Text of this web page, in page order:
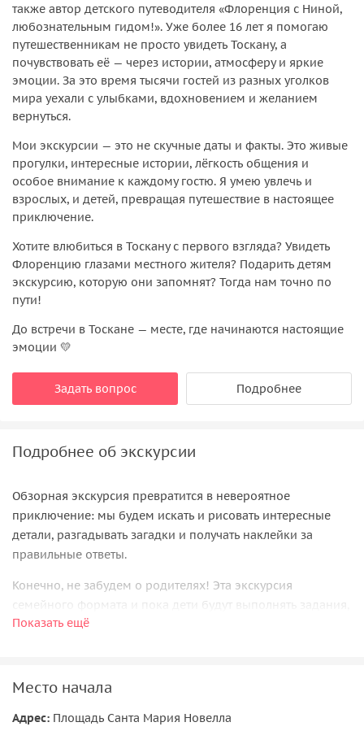
также автор детского путеводителя «Флоренция с Ниной,
любознательным гидом!». Уже более 16 лет я помогаю
путешественникам не просто увидеть Тоскану, а
почувствовать её — через истории, атмосферу и яркие
эмоции. За это время тысячи гостей из разных уголков
мира уехали с улыбками, вдохновением и желанием
вернуться.
Мои экскурсии — это не скучные даты и факты. Это живые
прогулки, интересные истории, лёгкость общения и
особое внимание к каждому гостю. Я умею увлечь и
взрослых, и детей, превращая путешествие в настоящее
приключение.
Хотите влюбиться в Тоскану с первого взгляда? Увидеть
Флоренцию глазами местного жителя? Подарить детям
экскурсию, которую они запомнят? Тогда нам точно по
пути!
До встречи в Тоскане — месте, где начинаются настоящие
эмоции 💛
Задать вопрос Подробнее
Подробнее об экскурсии
Обзорная экскурсия превратится в невероятное
приключение: мы будем искать и рисовать интересные
детали, разгадывать загадки и получать наклейки за
правильные ответы.
Конечно, не забудем о родителях! Эта экскурсия
семейного формата и пока дети будут выполнять задания,
родители узнают множество интересных фактов о городе.
Показать ещё
Место начала
Адрес: Площадь Санта Мария Новелла